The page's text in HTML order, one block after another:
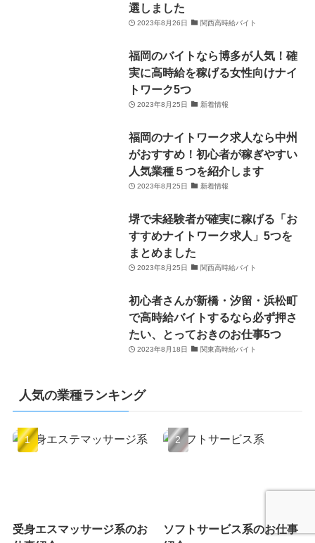
選しました
2023年8月26日 関西高時給バイト
福岡のバイトなら博多が人気！確
実に高時給を稼げる女性向けナイ
トワーク5つ
2023年8月25日 新着情報
福岡のナイトワーク求人なら中州
がおすすめ！初心者が稼ぎやすい
人気業種５つを紹介します
2023年8月25日 新着情報
堺で未経験者が確実に稼げる「お
すすめナイトワーク求人」5つを
まとめました
2023年8月25日 関西高時給バイト
初心者さんが新橋・汐留・浜松町
で高時給バイトするなら必ず押さ
たい、とっておきのお仕事5つ
2023年8月18日 関東高時給バイト
人気の業種ランキング
受身エスマッサージ系のお
ソフトサービス系のお仕事